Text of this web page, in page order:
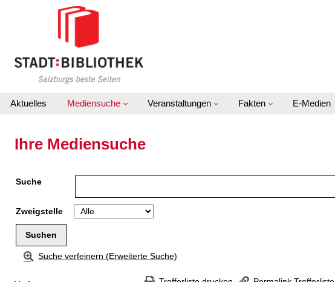
Zu den Suchfiltern springen
Zur Trefferliste springen
Aktuelles Mediensuche Veranstaltungen Fakten E-Medien
Ihre Mediensuche
Suche
Zweigstelle
Suche verfeinern (Erweiterte Suche)